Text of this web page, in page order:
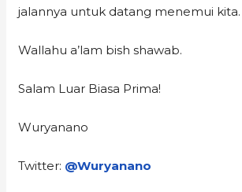
jalannya untuk datang menemui kita.
Wallahu a’lam bish shawab.
Salam Luar Biasa Prima!
Wuryanano
Twitter: @Wuryanano